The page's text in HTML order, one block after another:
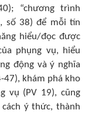
“chương trình
số 38) để mỗi tín
hiểu/đọc được
phụng vụ, hiểu
động và ý nghĩa
47), khám phá kho
vụ (PV 19), cũng
ý thức, thành